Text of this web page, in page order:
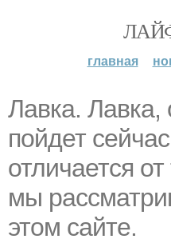
главная
Лавка. Лавка,
пойдет
отличается
мы
этом сайте.